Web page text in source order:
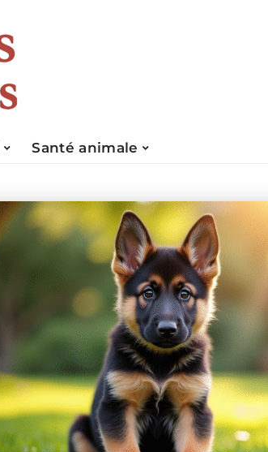
Santé animale